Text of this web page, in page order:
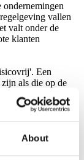
About
vallen
valt onder de
klanten
Een
als die op de